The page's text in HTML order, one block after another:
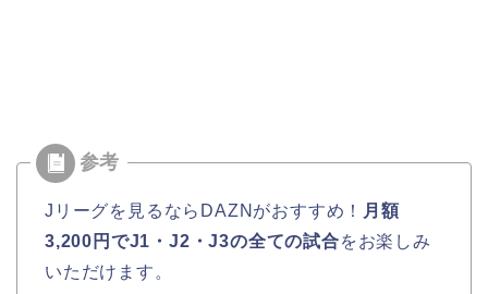
Jリーグを見るならDAZNがおすすめ！
月額
3,200円でJ1・J2・J3の全ての試合をお楽しみ
いただけます。